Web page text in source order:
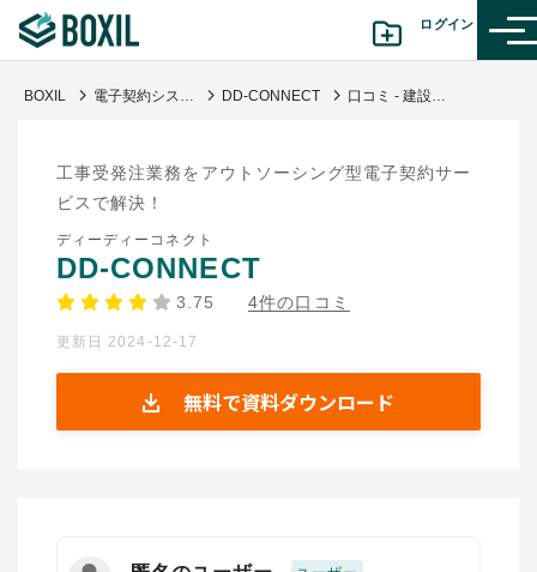
ログイン
診断から探す(β版)
記事から探す
BOXIL 電子契約システム DD-CONNECT 口コミ - 建設関係の業界に特化した電子署名ツール
工事受発注業務をアウトソーシング型電子契約サー
ビスで解決！
ディーディーコネクト
DD-CONNECT
3.75 4件の口コミ
更新日 2024-12-17
無料で資料ダウンロード